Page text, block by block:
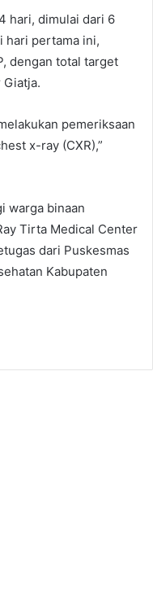
hari, dimulai dari 6
hari pertama ini,
dengan total target
Giatja.
pemeriksaan
x-ray (CXR),”
warga binaan
Tirta Medical Center
dari Puskesmas
Kabupaten